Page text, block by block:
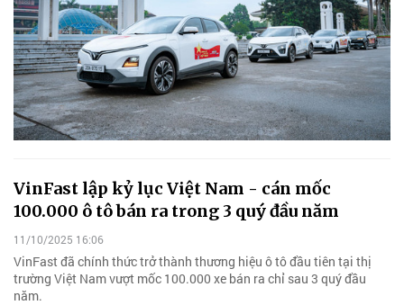
VinFast lập kỷ lục Việt Nam - cán mốc
100.000 ô tô bán ra trong 3 quý đầu năm
11/10/2025 16:06
VinFast đã chính thức trở thành thương hiệu ô tô đầu tiên tại thị
trường Việt Nam vượt mốc 100.000 xe bán ra chỉ sau 3 quý đầu
năm.